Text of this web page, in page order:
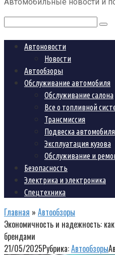
Поиск:
Автоновости
Новости
Автообзоры
Обслуживание автомобиля
Обслуживание салона
Все о топливной
Трансмиссия
Подвеска автомобиля
Эксплуатация кузова
Обслуживание и
Безопасность
Электрика и электроника
Спецтехника
Главная » Автообзоры
Экономичность и надежность:
брендами
21/05/2025Рубрика:Автообзоры